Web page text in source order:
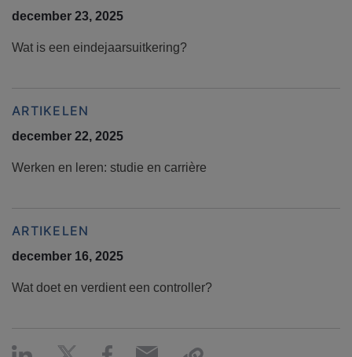
december 23, 2025
Wat is een eindejaarsuitkering?
ARTIKELEN
december 22, 2025
Werken en leren: studie en carrière
ARTIKELEN
december 16, 2025
Wat doet en verdient een controller?